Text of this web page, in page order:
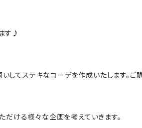
す♪
てステキなコーデを作成いたします。
ける様々な企画を考えていきます。